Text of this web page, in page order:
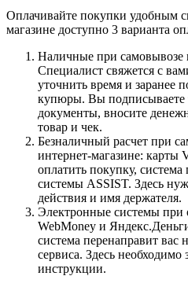
Оплачивайте покупки удобным
магазине доступно 3 варианта
Наличные при самовывозе
Специалист свяжется с
уточнить время и заранее
купюры. Вы подписываете
документы, вносите
товар и чек.
Безналичный расчет при
интернет-магазине: карты
оплатить покупку, система
системы ASSIST. Здесь
действия и имя держателя.
Электронные системы при
WebMoney и
система перенаправит вас
сервиса. Здесь
инструкции.